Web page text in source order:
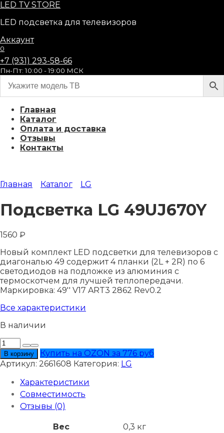
Перейти
содержанию
LED TV STORE
LED подсветка для телевизоров
Аккаунт
0
+7 (931) 293-58-66
Пн-Пт: 10:00 - 19:00 МСК
Главная
Каталог
Оплата и доставка
Отзывы
Контакты
Главная Каталог LG
Подсветка LG 49UJ670Y
1560 ₽
Новый комплект LED подсветки для телевизоров с
диагональю 49 содержит 4 планки (2L + 2R) по 6
светодиодов на подложке из алюминия с
термоскотчем для лучшей теплопередачи.
Маркировка: 49'' V17 ART3 2862 Rev0.2
Все характеристики
В наличии
Количество
товара
Подсветка
LG
49UJ670Y
В корзину
Купить на OZON за 776 руб
Артикул: 2661608 Категория: LG
Характеристики
Совместимость
Отзывы (0)
Вес
0,3 кг